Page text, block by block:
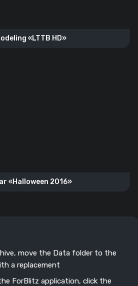
«LTTB HD»
«Halloween 2016»
move the Data folder to the
a replacement
ForBlitz application, click the